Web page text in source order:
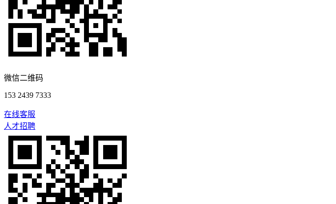
微信二维码
153 2439 7333
在线客服
人才招聘